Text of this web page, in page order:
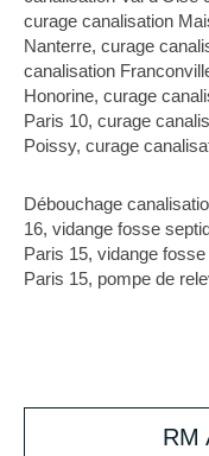
curage canalisation
Nanterre, curage
canalisation
Honorine, curage
Paris 10, curage
Poissy, curage
Débouchage
16, vidange fosse
Paris 15, vidange
Paris 15, pompe de
RM